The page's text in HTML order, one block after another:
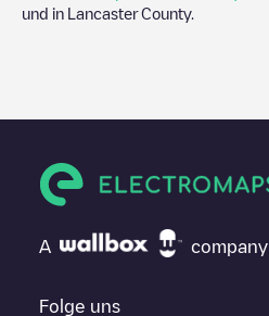
und in Lancaster County.
A company
Folge uns